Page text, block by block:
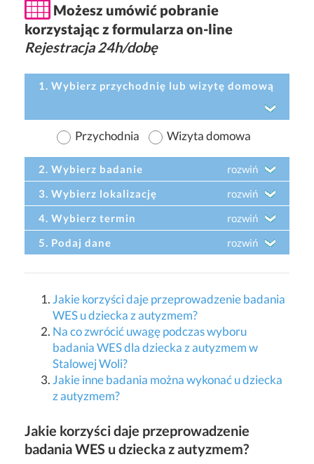
Możesz umówić pobranie
korzystając z formularza on-line
Rejestracja 24h/dobę
1. Wybierz przychodnię lub wizytę domową
Przychodnia Wizyta domowa
2. Wybierz badanie
rozwiń
3. Wybierz lokalizację
rozwiń
4. Wybierz termin
rozwiń
5. Podaj dane
rozwiń
Jakie korzyści daje przeprowadzenie badania
WES u dziecka z autyzmem?
Na co zwrócić uwagę podczas wyboru
badania WES dla dziecka z autyzmem w
Stalowej Woli?
Jakie inne badania można wykonać u dziecka
z autyzmem?
Jakie korzyści daje przeprowadzenie
badania WES u dziecka z autyzmem?